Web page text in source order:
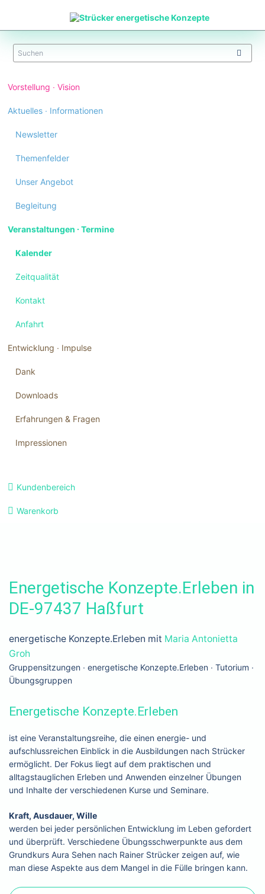
überspringen
Vorstellung ∙ Vision
Aktuelles ∙ Informationen
Newsletter
Themenfelder
Unser Angebot
Begleitung
Veranstaltungen ∙ Termine
Kalender
Zeitqualität
Kontakt
Anfahrt
Entwicklung ∙ Impulse
Dank
Downloads
Erfahrungen & Fragen
Impressionen
Navigation
überspringen
Kundenbereich
Warenkorb
Energetische Konzepte.Erleben in
DE-97437 Haßfurt
energetische Konzepte.Erleben mit Maria Antonietta
Groh
Gruppensitzungen ∙ energetische Konzepte.Erleben ∙ Tutorium ∙
Übungsgruppen
Energetische Konzepte.Erleben
ist eine Veranstaltungsreihe, die einen energie- und
aufschlussreichen Einblick in die Ausbildungen nach Strücker
ermöglicht. Der Fokus liegt auf dem praktischen und
alltagstauglichen Erleben und Anwenden einzelner Übungen
und Inhalte der verschiedenen Kurse und Seminare.
Kraft, Ausdauer, Wille
werden bei jeder persönlichen Entwicklung im Leben gefordert
und überprüft. Verschiedene Übungsschwerpunkte aus dem
Grundkurs Aura Sehen nach Rainer Strücker zeigen auf, wie
man diese Aspekte aus dem Mangel in die Fülle bringen kann.